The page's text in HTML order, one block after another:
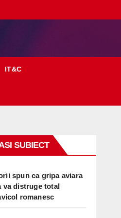
IT&C
SUBIECT
spun ca gripa aviara
va distruge total
romanesc